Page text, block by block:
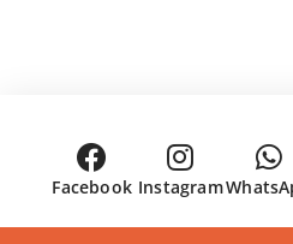
Facebook Instagram